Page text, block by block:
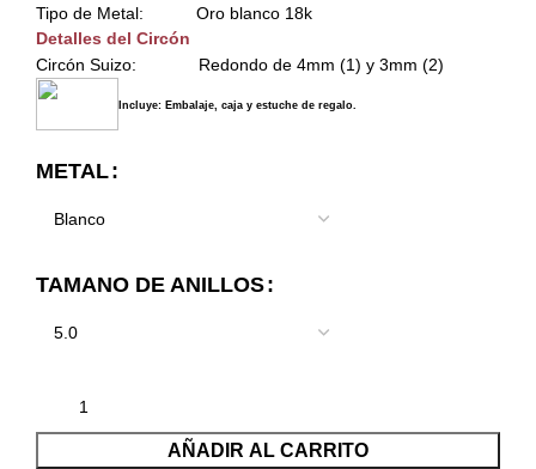
Tipo de Metal: Oro blanco 18k
Detalles del Circón
Circón Suizo: Redondo de 4mm (1) y 3mm (2)
Incluye: Embalaje, caja y estuche de regalo.
METAL
TAMANO DE ANILLOS
AÑADIR AL CARRITO